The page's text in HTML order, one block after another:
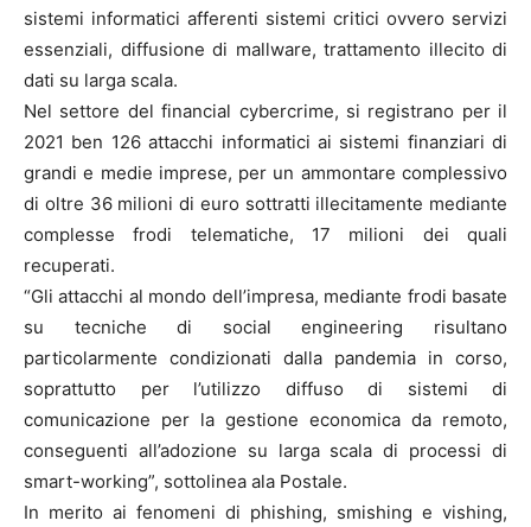
sistemi informatici afferenti sistemi critici ovvero servizi
essenziali, diffusione di mallware, trattamento illecito di
dati su larga scala.
Nel settore del financial cybercrime, si registrano per il
2021 ben 126 attacchi informatici ai sistemi finanziari di
grandi e medie imprese, per un ammontare complessivo
di oltre 36 milioni di euro sottratti illecitamente mediante
complesse frodi telematiche, 17 milioni dei quali
recuperati.
“Gli attacchi al mondo dell’impresa, mediante frodi basate
su tecniche di social engineering risultano
particolarmente condizionati dalla pandemia in corso,
soprattutto per l’utilizzo diffuso di sistemi di
comunicazione per la gestione economica da remoto,
conseguenti all’adozione su larga scala di processi di
smart-working”, sottolinea ala Postale.
In merito ai fenomeni di phishing, smishing e vishing,